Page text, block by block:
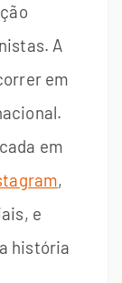
A
em
em
,
e
história